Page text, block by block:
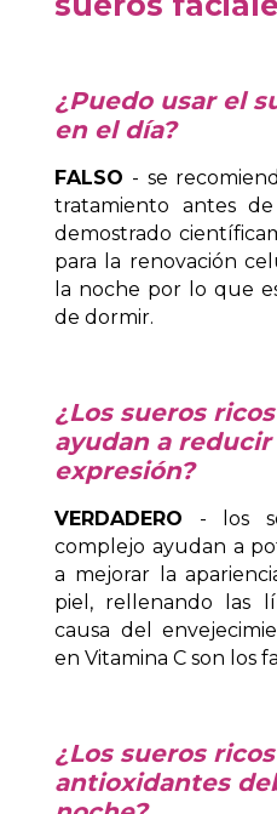
¿Puedo usar el
en el día?
FALSO - se
tratamiento antes
demostrado
para la renovación
la noche por lo que
de dormir.
¿Los sueros
ayudan a
expresión?
VERDADERO - los
complejo ayudan a
a mejorar la
piel, rellenando las
causa del
en Vitamina C son los
¿Los sueros
antioxidantes